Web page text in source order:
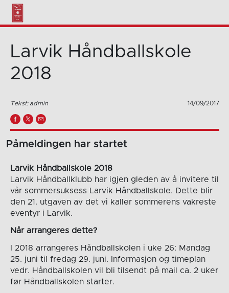
Larvik Håndballskole
2018
Tekst: admin 14/09/2017
Påmeldingen har startet
Larvik Håndballskole 2018
Larvik Håndballklubb har igjen gleden av å invitere til
vår sommersuksess Larvik Håndballskole. Dette blir
den 21. utgaven av det vi kaller sommerens vakreste
eventyr i Larvik.
Når arrangeres dette?
I 2018 arrangeres Håndballskolen i uke 26: Mandag
25. juni til fredag 29. juni. Informasjon og timeplan
vedr. Håndballskolen vil bli tilsendt på mail ca. 2 uker
før Håndballskolen starter.